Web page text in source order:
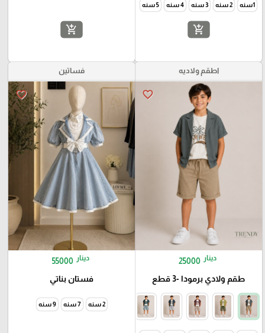
1سنه 2 سنه 3 سنه 4 سنه 5 سنه
add_shopping_cart
add_shopping_cart
اطقم ولاديه
favorite_border
25000 دينار
طقم ولادي برمودا -3 قطع
فساتين
favorite_border
55000 دينار
فستان بناتي
2 سنه 7 سنه 9 سنه